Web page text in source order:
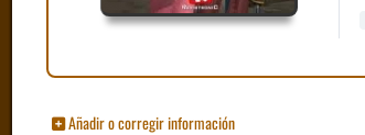
Añadir o corregir información